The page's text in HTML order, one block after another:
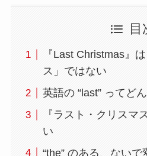
目
『Last Christmas』
ス」ではない
英語の “last” ってど
『ラスト・クリスマ
い
“the” のある、ないで